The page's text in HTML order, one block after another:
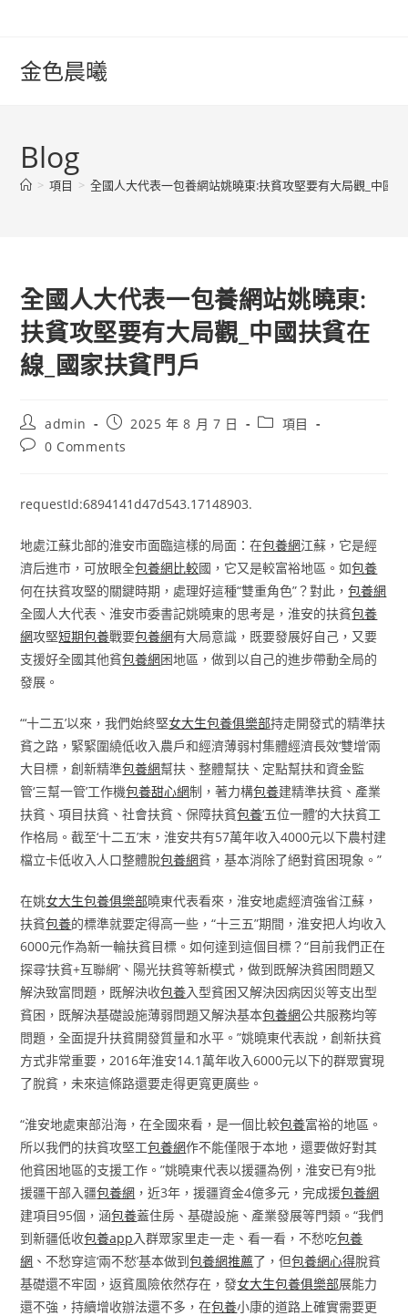
content金色晨曦
Blog
> 項目 > 全國人大代表一包養網站姚曉東:扶貧攻堅要有大局觀_中國
全國人大代表一包養網站姚曉東:
扶貧攻堅要有大局觀_中國扶貧在
線_國家扶貧門戶
Post
author:
admin
Post
published:
2025 年 8 月 7 日
Post項目
Post0 Comments
requestId:6894141d47d543.17148903.
地處江蘇北部的淮安市面臨這樣的局面：在包養網江蘇，它是經
濟后進市，可放眼全包養網比較國，它又是較富裕地區。如包養
何在扶貧攻堅的關鍵時期，處理好這種“雙重角色”？對此，包養網
全國人大代表、淮安市委書記姚曉東的思考是，淮安的扶貧包養
網攻堅短期包養戰要包養網有大局意識，既要發展好自己，又要
支援好全國其他貧包養網困地區，做到以自己的進步帶動全局的
發展。
“‘十二五’以來，我們始終堅女大生包養俱樂部持走開發式的精準扶
貧之路，緊緊圍繞低收入農戶和經濟薄弱村集體經濟長效‘雙增’兩
大目標，創新精準包養網幫扶、整體幫扶、定點幫扶和資金監
管‘三幫一管’工作機包養甜心網制，著力構包養建精準扶貧、產業
扶貧、項目扶貧、社會扶貧、保障扶貧包養‘五位一體’的大扶貧工
作格局。截至‘十二五’末，淮安共有57萬年收入4000元以下農村建
檔立卡低收入人口整體脫包養網貧，基本消除了絕對貧困現象。”
在姚女大生包養俱樂部曉東代表看來，淮安地處經濟強省江蘇，
扶貧包養的標準就要定得高一些，“十三五”期間，淮安把人均收入
6000元作為新一輪扶貧目標。如何達到這個目標？“目前我們正在
探尋‘扶貧+互聯網’、陽光扶貧等新模式，做到既解決貧困問題又
解決致富問題，既解決收包養入型貧困又解決因病因災等支出型
貧困，既解決基礎設施薄弱問題又解決基本包養網公共服務均等
問題，全面提升扶貧開發質量和水平。”姚曉東代表說，創新扶貧
方式非常重要，2016年淮安14.1萬年收入6000元以下的群眾實現
了脫貧，未來這條路還要走得更寬更廣些。
“淮安地處東部沿海，在全國來看，是一個比較包養富裕的地區。
所以我們的扶貧攻堅工包養網作不能僅限于本地，還要做好對其
他貧困地區的支援工作。”姚曉東代表以援疆為例，淮安已有9批
援疆干部入疆包養網 ，近3年，援疆資金4億多元，完成援包養網
建項目95個，涵包養蓋住房、基礎設施、產業發展等門類。“我們
到新疆低收包養app入群眾家里走一走、看一看，不愁吃包養
網 、不愁穿這‘兩不愁’基本做到包養網推薦了，但包養網心得脫貧
基礎還不牢固，返貧風險依然存在，發女大生包養俱樂部展能力
還不強，持續增收辦法還不多，在包養小康的道路上確實需要更